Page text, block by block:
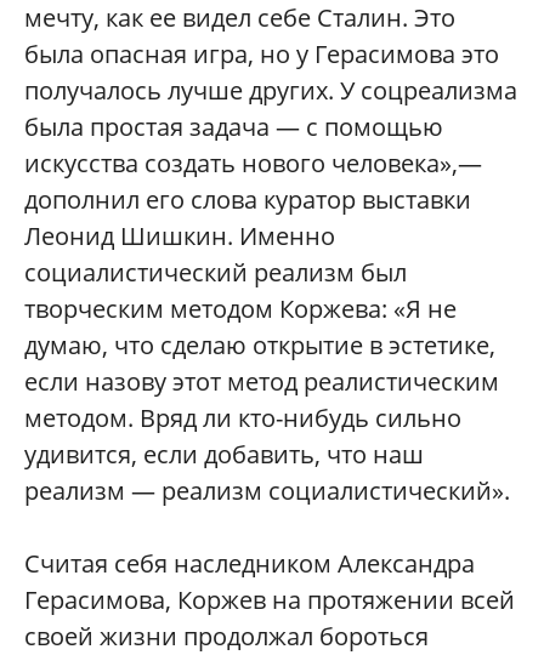
мечту, как ее видел себе Сталин. Это
была опасная игра, но у Герасимова это
получалось лучше других. У соцреализма
была простая задача — с помощью
искусства создать нового человека»,—
дополнил его слова куратор выставки
Леонид Шишкин. Именно
социалистический реализм был
творческим методом Коржева: «Я не
думаю, что сделаю открытие в эстетике,
если назову этот метод реалистическим
методом. Вряд ли кто-нибудь сильно
удивится, если добавить, что наш
реализм — реализм социалистический».
Считая себя наследником Александра
Герасимова, Коржев на протяжении всей
своей жизни продолжал бороться